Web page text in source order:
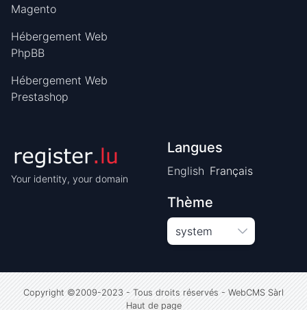
Your identity, your domain
Magento
Hébergement Web
PhpBB
Hébergement Web
Prestashop
Langues
English Français
Thème
system
Copyright ©2009-2023 - Tous droits réservés - WebCMS Sàrl
Haut de page